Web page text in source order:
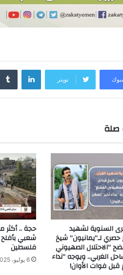
تويتر
لينكدإن
صلة
السنوية لشهيد
حصري لـ”يمانيون” شيخ
“الاحتلال الصهيوني
الغربي.. ويوجه “نداء
قبل فوات الأوان!
شعبي بأفلح
فلسطين
6 يوليو، 2025